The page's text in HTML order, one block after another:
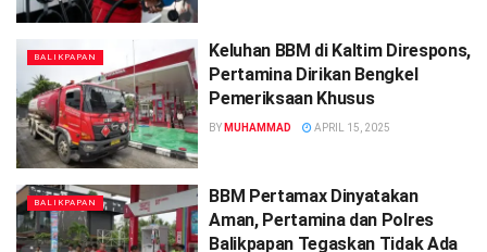
BALIKPAPAN
Keluhan BBM di Kaltim Direspons,
Pertamina Dirikan Bengkel
Pemeriksaan Khusus
BY MUHAMMAD APRIL 15, 2025
BALIKPAPAN
BBM Pertamax Dinyatakan
Aman, Pertamina dan Polres
Balikpapan Tegaskan Tidak Ada